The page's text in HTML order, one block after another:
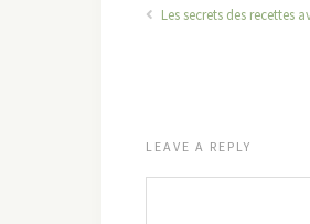
Les secrets des recettes
LEAVE A REPLY